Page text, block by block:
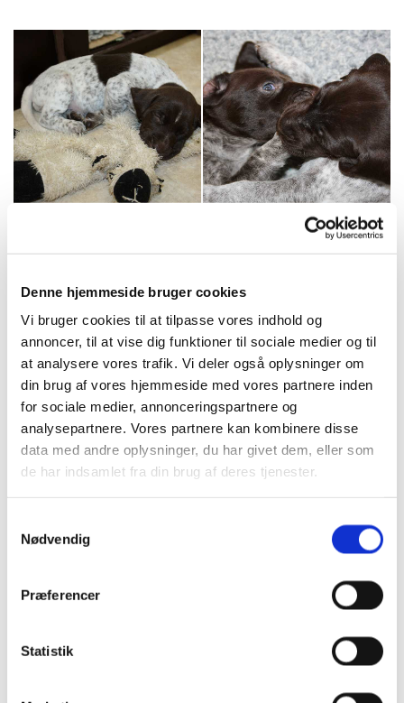
Denne hjemmeside bruger cookies
Vi bruger cookies til at tilpasse vores indhold og
annoncer, til at vise dig funktioner til sociale medier og til
at analysere vores trafik. Vi deler også oplysninger om
din brug af vores hjemmeside med vores partnere inden
for sociale medier, annonceringspartnere og
analysepartnere. Vores partnere kan kombinere disse
data med andre oplysninger, du har givet dem, eller som
de har indsamlet fra din brug af deres tjenester.
Nødvendig
Præferencer
Statistik